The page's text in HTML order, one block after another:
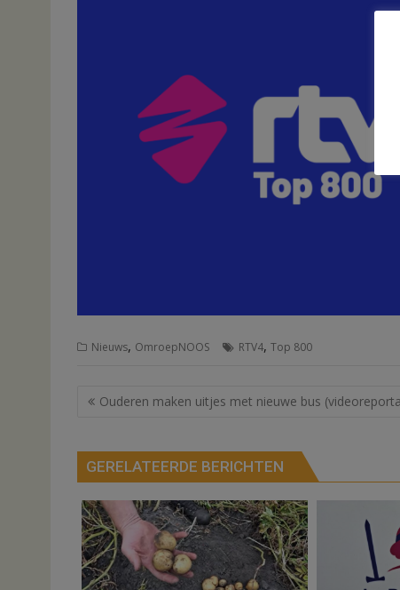
Nieuws, OmroepNOOS RTV4, Top 800
Bericht
Ouderen maken uitjes met nieuwe bus
GERELATEERDE BERICHTEN